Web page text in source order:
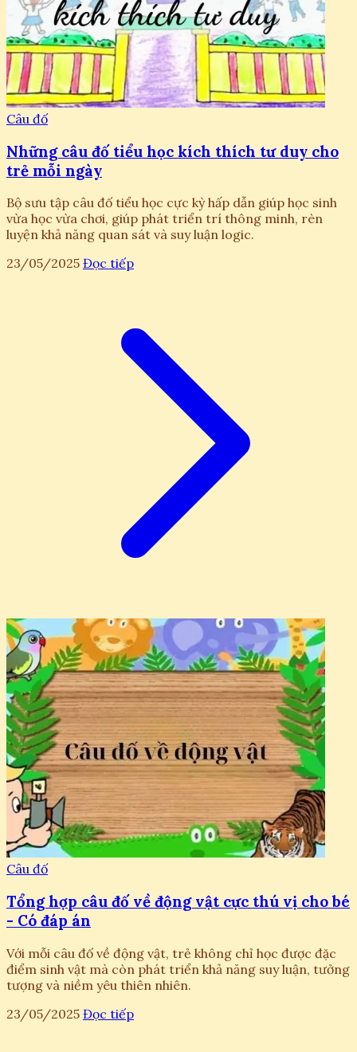
Câu đố
Những câu đố tiểu học kích thích tư duy cho
trẻ mỗi ngày
Bộ sưu tập câu đố tiểu học cực kỳ hấp dẫn giúp học sinh
vừa học vừa chơi, giúp phát triển trí thông minh, rèn
luyện khả năng quan sát và suy luận logic.
23/05/2025 Đọc tiếp
Câu đố
Tổng hợp câu đố về động vật cực thú vị cho bé
- Có đáp án
Với mỗi câu đố về động vật, trẻ không chỉ học được đặc
điểm sinh vật mà còn phát triển khả năng suy luận, tưởng
tượng và niềm yêu thiên nhiên.
23/05/2025 Đọc tiếp